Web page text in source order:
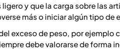
ligero y que la carga sobre las
más o iniciar algún tipo de
exceso de peso, por ejemplo
debe valorarse de forma